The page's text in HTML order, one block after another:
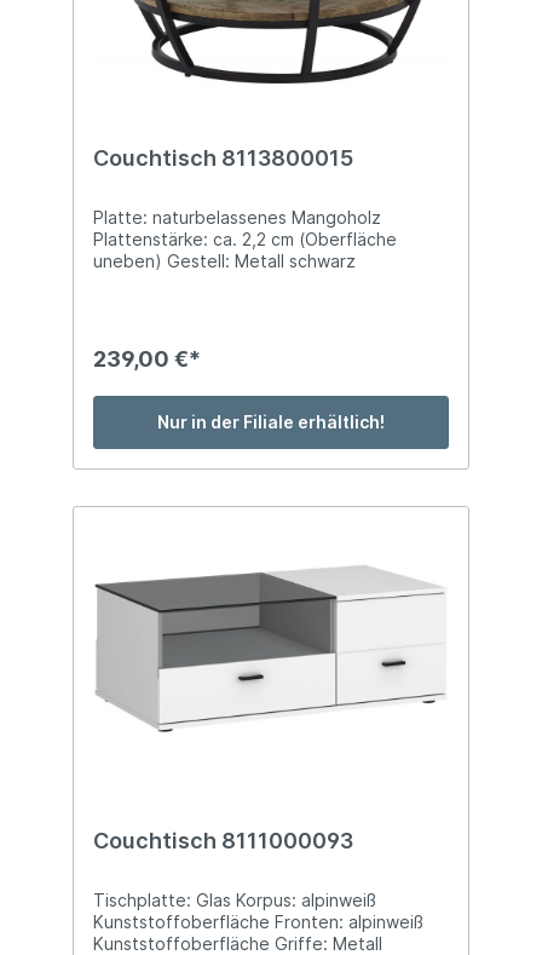
Couchtisch 8113800015
Platte: naturbelassenes Mangoholz
Plattenstärke: ca. 2,2 cm (Oberfläche
uneben) Gestell: Metall schwarz
239,00 €*
Nur in der Filiale erhältlich!
Couchtisch 8111000093
Tischplatte: Glas Korpus: alpinweiß
Kunststoffoberfläche Fronten: alpinweiß
Kunststoffoberfläche Griffe: Metall